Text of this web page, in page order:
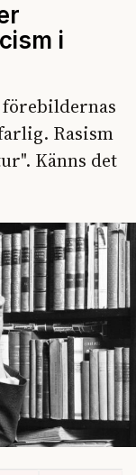
i
förebildernas
Rasism
Känns det